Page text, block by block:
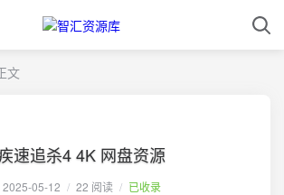
文
速追杀4 4K 网盘资源
2025-05-12 / 22 阅读 / 已收录